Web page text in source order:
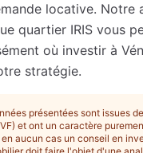
locative. Notre
quartier IRIS vous
où investir à
stratégie.
présentées sont issues
et ont un caractère
aucun cas un conseil en